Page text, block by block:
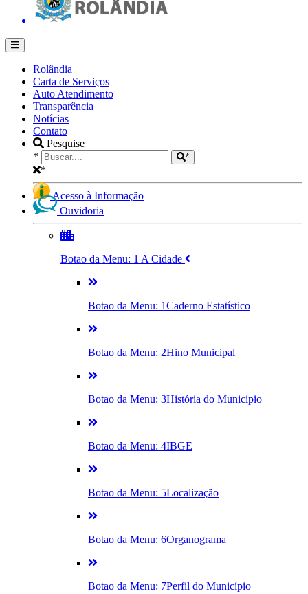
Rolândia
Carta de Serviços
Auto Atendimento
Transparência
Notícias
Contato
Pesquise
*
*
*
Acesso à Informação
Ouvidoria
Botao da Menu: 1 A Cidade
Botao da Menu: 1Caderno Estatístico
Botao da Menu: 2Hino Municipal
Botao da Menu: 3História do Municipio
Botao da Menu: 4IBGE
Botao da Menu: 5Localização
Botao da Menu: 6Organograma
Botao da Menu: 7Perfil do Município